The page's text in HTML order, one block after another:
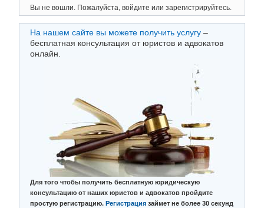
Вы не вошли. Пожалуйста, войдите или зарегистрируйтесь.
На нашем сайте вы можете получить услугу –
бесплатная консультация от юристов и адвокатов
онлайн.
Для того чтобы получить бесплатную юридическую
консультацию от наших юристов и адвокатов пройдите
простую регистрацию. Регистрация займет не более 30 секунд